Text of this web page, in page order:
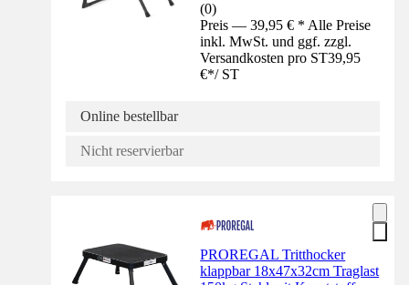
(0)
Preis — 39,95 € * Alle Preise
inkl. MwSt. und ggf. zzgl.
Versandkosten pro ST39,95
€*/ ST
Online bestellbar
Nicht reservierbar
PROREGAL Tritthocker
klappbar 18x47x32cm Traglast